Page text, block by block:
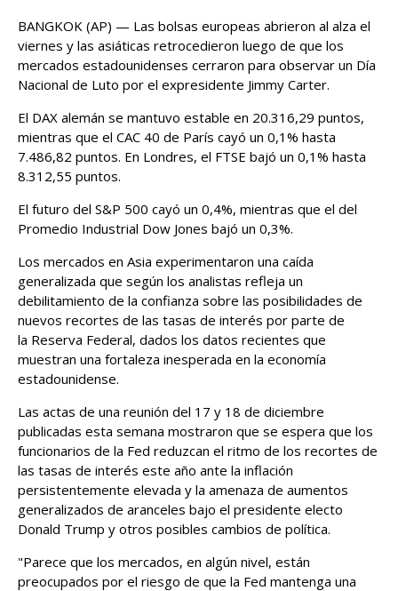
BANGKOK (AP) — Las bolsas europeas abrieron al alza el
viernes y las asiáticas retrocedieron luego de que los
mercados estadounidenses cerraron para observar un Día
Nacional de Luto por el expresidente Jimmy Carter.
El DAX alemán se mantuvo estable en 20.316,29 puntos,
mientras que el CAC 40 de París cayó un 0,1% hasta
7.486,82 puntos. En Londres, el FTSE bajó un 0,1% hasta
8.312,55 puntos.
El futuro del S&P 500 cayó un 0,4%, mientras que el del
Promedio Industrial Dow Jones bajó un 0,3%.
Los mercados en Asia experimentaron una caída
generalizada que según los analistas refleja un
debilitamiento de la confianza sobre las posibilidades de
nuevos recortes de las tasas de interés por parte de
la Reserva Federal, dados los datos recientes que
muestran una fortaleza inesperada en la economía
estadounidense.
Las actas de una reunión del 17 y 18 de diciembre
publicadas esta semana mostraron que se espera que los
funcionarios de la Fed reduzcan el ritmo de los recortes de
las tasas de interés este año ante la inflación
persistentemente elevada y la amenaza de aumentos
generalizados de aranceles bajo el presidente electo
Donald Trump y otros posibles cambios de política.
"Parece que los mercados, en algún nivel, están
preocupados por el riesgo de que la Fed mantenga una